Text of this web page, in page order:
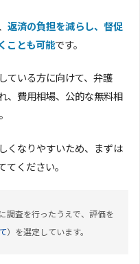
返済の負担を減らし、督促
ことも可能です。
ている方に向けて、弁護
、費用相場、公的な無料相
くなりやすいため、まずは
ください。
調査を行ったうえで、評価を
）を選定しています。